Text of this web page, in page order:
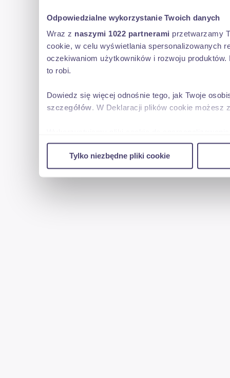
Odpowiedzialne wykorzystanie Twoich danych
Wraz z naszymi 1022 partnerami przetwarzamy
cookie, w celu wyświetlania spersonalizowanych
oczekiwaniom użytkowników i rozwoju
to robi.
Dowiedz się więcej odnośnie tego, jak Twoje
szczegółów. W Deklaracji plików cookie możesz
w naszej witrynie. Informacje o tym, jak
reklamowym i analitycznym. Partnerzy mogą
uzyskanymi podczas korzystania z ich usług.
Tylko niezbędne pliki cookie